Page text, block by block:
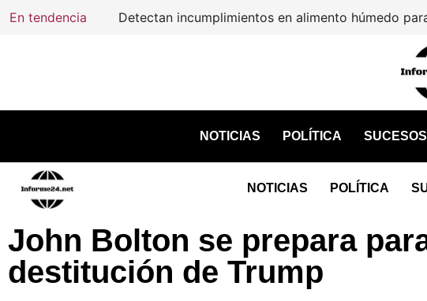
En tendencia
NOTICIAS POLÍTICA SUCESOS
NOTICIAS POLÍTICA
John Bolton se prepara
destitución de Trump